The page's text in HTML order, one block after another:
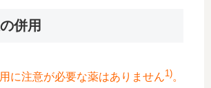
併用
に注意が必要な薬はありません1)。